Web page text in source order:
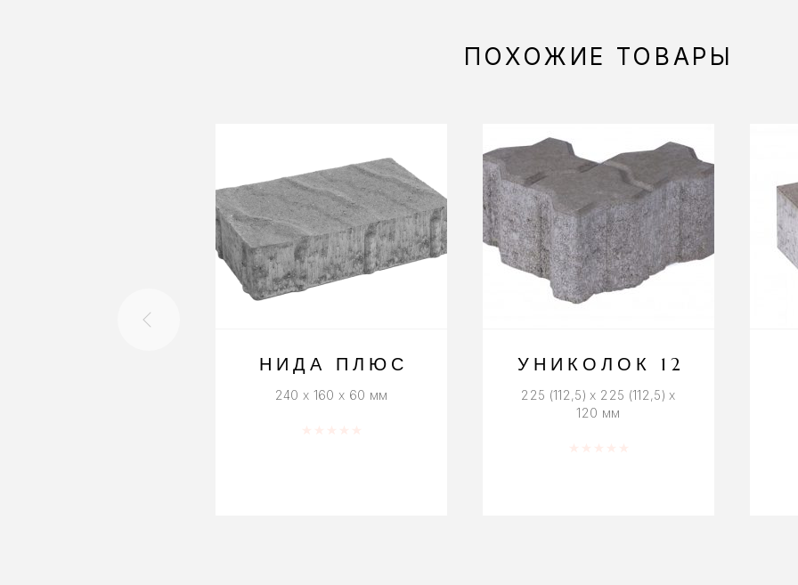
ПОХОЖИЕ ТОВАРЫ
НИДА ПЛЮС
240 x 160 x 60 мм
УНИКОЛОК 12
225 (112,5) x 225 (112,5) x
120 мм